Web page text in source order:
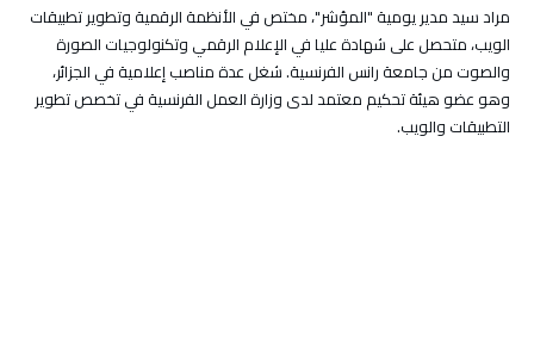
مراد سيد مدير يومية "المؤشر"، مختص في الأنظمة الرقمية وتطوير تطبيقات
الويب، متحصل على شهادة عليا في الإعلام الرقمي وتكنولوجيات الصورة
والصوت من جامعة رانس الفرنسية. شغل عدة مناصب إعلامية في الجزائر،
وهو عضو هيئة تحكيم معتمد لدى وزارة العمل الفرنسية في تخصص تطوير
التطبيقات والويب.